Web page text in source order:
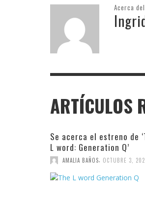
Acerca
ARTÍCULOS
Se acerca el estreno de
L word: Generation Q’
AMALIA BAÑOS, OCTUBRE 3,